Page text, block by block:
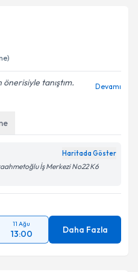
önerisiyle tanıştım.
Devamı
Haritada Göster
İş Merkezi No22 K6
11 Ağu
13:00 Daha Fazla